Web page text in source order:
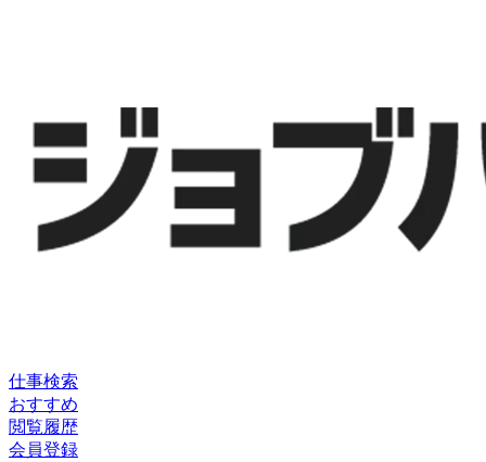
仕事検索
おすすめ
閲覧履歴
会員登録